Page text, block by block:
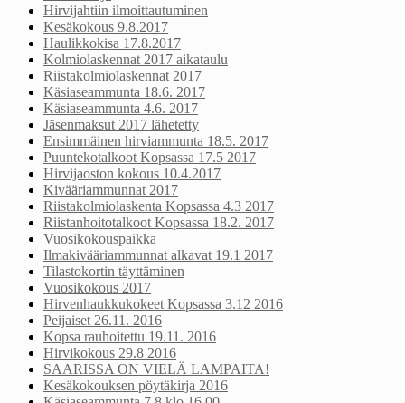
Hirvijahtiin ilmoittautuminen
Kesäkokous 9.8.2017
Haulikkokisa 17.8.2017
Kolmiolaskennat 2017 aikataulu
Riistakolmiolaskennat 2017
Käsiaseammunta 18.6. 2017
Käsiaseammunta 4.6. 2017
Jäsenmaksut 2017 lähetetty
Ensimmäinen hirviammunta 18.5. 2017
Puuntekotalkoot Kopsassa 17.5 2017
Hirvijaoston kokous 10.4.2017
Kivääriammunnat 2017
Riistakolmiolaskenta Kopsassa 4.3 2017
Riistanhoitotalkoot Kopsassa 18.2. 2017
Vuosikokouspaikka
Ilmakivääriammunnat alkavat 19.1 2017
Tilastokortin täyttäminen
Vuosikokous 2017
Hirvenhaukkukokeet Kopsassa 3.12 2016
Peijaiset 26.11. 2016
Kopsa rauhoitettu 19.11. 2016
Hirvikokous 29.8 2016
SAARISSA ON VIELÄ LAMPAITA!
Kesäkokouksen pöytäkirja 2016